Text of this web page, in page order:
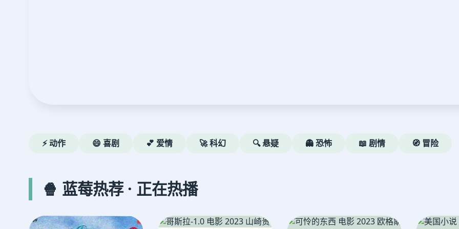
⚡ 动作 😄 喜剧 💕 爱情 🚀 科幻 🔍 悬疑 👻 恐怖 📖 剧情 🧭 冒险
🍿 蓝莓热荐 · 正在热播